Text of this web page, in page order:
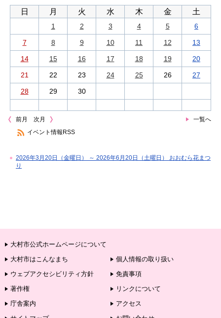
日 月 火 水 木 金 土
1 2 3 4 5 6
7 8 9 10 11 12 13
14 15 16 17 18 19 20
21 22 23 24 25 26 27
28 29 30
前月 一覧へ
次月
イベント情報RSS
2026年3月20日（金曜日） ～ 2026年6月20日（土曜日） おおむら花まつ
り
大村市公式ホームページについて
大村市はこんなまち
個人情報の取り扱い
ウェブアクセシビリティ方針
免責事項
著作権
リンクについて
庁舎案内
アクセス